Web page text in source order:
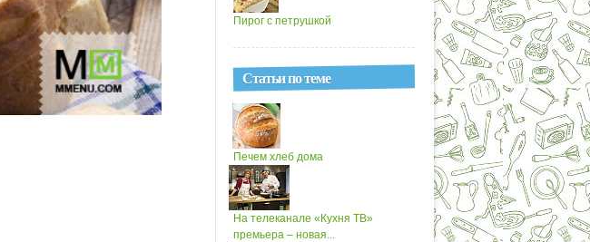
Пирог с петрушкой
Статьи по теме
Печем хлеб дома
На телеканале «Кухня ТВ»
премьера – новая...